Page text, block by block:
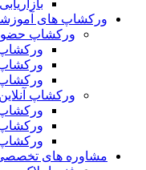
ورکشاپ های
ورکشاپ
ورکشاپ آنلاین
ورکشاپ
ورکشاپ
ورکشاپ
مشاوره های